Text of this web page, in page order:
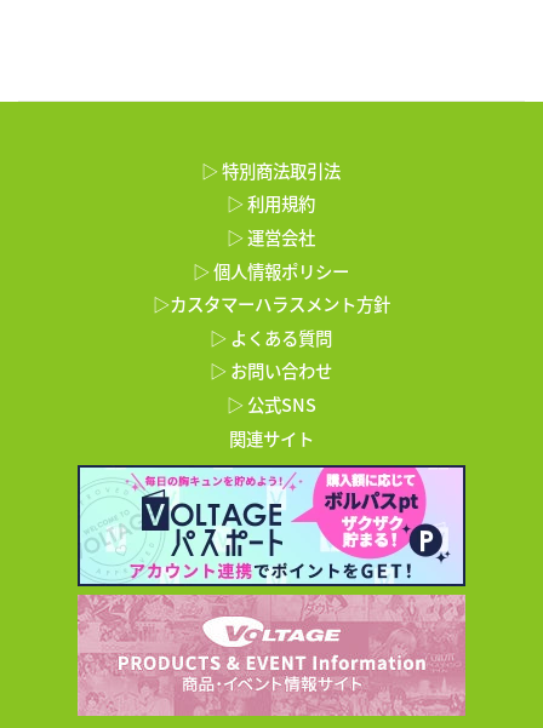
▷ 特別商法取引法
▷ 利用規約
▷ 運営会社
▷ 個人情報ポリシー
▷カスタマーハラスメント方針
▷ よくある質問
▷ お問い合わせ
▷ 公式SNS
関連サイト